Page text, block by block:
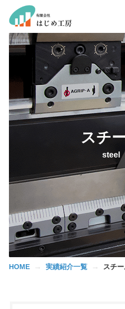
スチ
steel
HOME → 実績紹介一覧 → スチ